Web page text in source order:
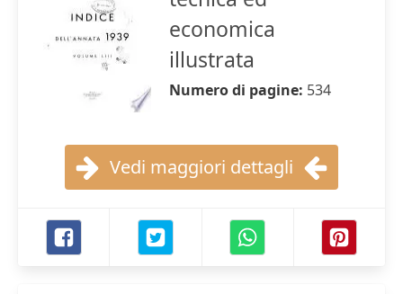
economica
illustrata
Numero di pagine: 534
Vedi maggiori dettagli